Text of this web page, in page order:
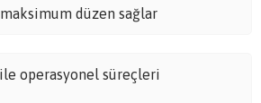
düzen sağlar
operasyonel süreçleri